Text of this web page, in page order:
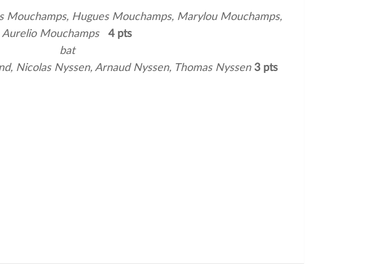
Mouchamps, Hugues Mouchamps, Marylou Mouchamps,
Aurelio Mouchamps
4 pts
bat
Nicolas Nyssen, Arnaud Nyssen, Thomas Nyssen 3 pts